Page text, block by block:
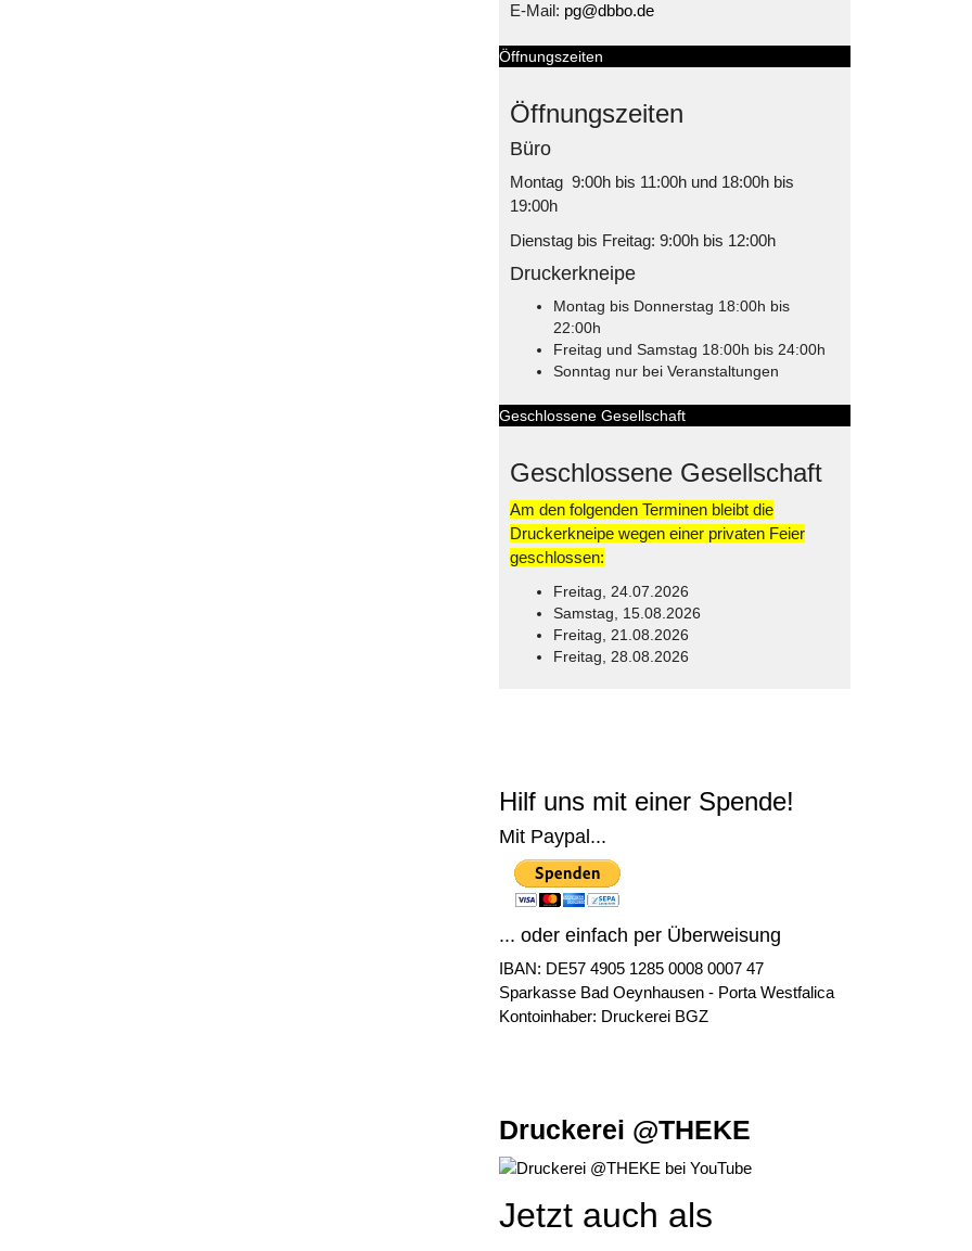
E-Mail: pg@dbbo.de
Öffnungszeiten
Öffnungszeiten
Büro
Montag 9:00h bis 11:00h und 18:00h bis
19:00h
Dienstag bis Freitag: 9:00h bis 12:00h
Druckerkneipe
Montag bis Donnerstag 18:00h bis
22:00h
Freitag und Samstag 18:00h bis 24:00h
Sonntag nur bei Veranstaltungen
Geschlossene Gesellschaft
Geschlossene Gesellschaft
Am den folgenden Terminen bleibt die
Druckerkneipe wegen einer privaten Feier
geschlossen:
Freitag, 24.07.2026
Samstag, 15.08.2026
Freitag, 21.08.2026
Freitag, 28.08.2026
Hilf uns mit einer Spende!
Mit Paypal...
... oder einfach per Überweisung
IBAN: DE57 4905 1285 0008 0007 47
Sparkasse Bad Oeynhausen - Porta Westfalica
Kontoinhaber: Druckerei BGZ
Druckerei @THEKE
Jetzt auch als